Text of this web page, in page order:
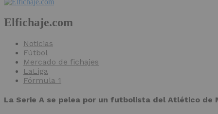
Elfichaje.com
Noticias
Fútbol
Mercado de fichajes
LaLiga
Fórmula 1
La Serie A se pelea por un futbolista del Atlético de